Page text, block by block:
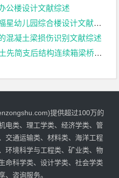
公楼设计文献综述
幼儿园综合楼设计文献综述
混凝土梁损伤识别文献综述
结构连续箱梁桥部分结构设计文献综述
提供超过100万的
电类、理工学类、经济学类、管
交通运输类、材料类、海洋工程
环境科学与工程类、矿业类、物
命科学类、设计学类、社会学类
、咨询服务。